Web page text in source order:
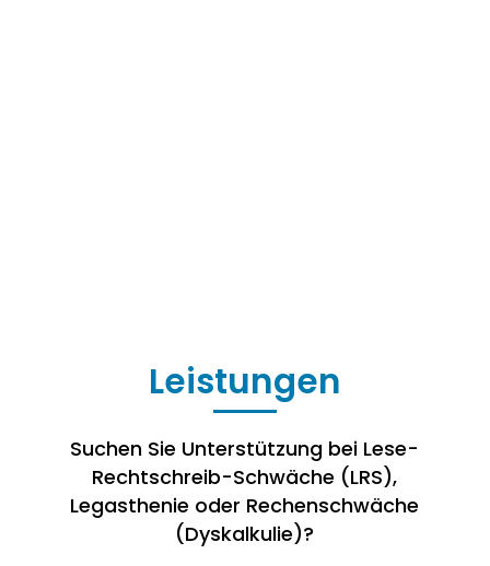
Leistungen
Suchen Sie Unterstützung bei Lese-
Rechtschreib-Schwäche (LRS),
Legasthenie oder Rechenschwäche
(Dyskalkulie)?